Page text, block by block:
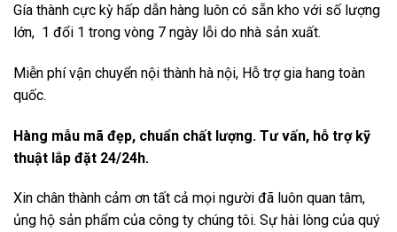
Gía thành cực kỳ hấp dẫn hàng luôn có sẵn kho với số lượng
lớn, 1 đổi 1 trong vòng 7 ngày lỗi do nhà sản xuất.
Miễn phí vận chuyển nội thành hà nội, Hỗ trợ gia hang toàn
quốc.
Hàng mẫu mã đẹp, chuẩn chất lượng. Tư vấn, hỗ trợ kỹ
thuật lắp đặt 24/24h.
Xin chân thành cảm ơn tất cả mọi người đã luôn quan tâm,
ủng hộ sản phẩm của công ty chúng tôi. Sự hài lòng của quý